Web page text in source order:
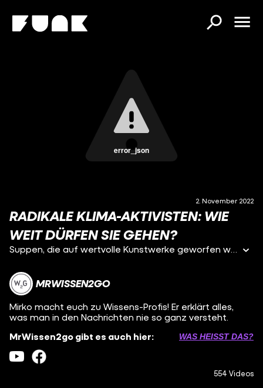
error_json
2. November 2022
RADIKALE KLIMA-AKTIVISTEN: WIE
WEIT DÜRFEN SIE GEHEN?
Suppen, die auf wertvolle Kunstwerke geworfen werden, Straßenblockaden, die zu Schwierigkeiten führen, Klebe-Aktionen im öffentlichen Raum - radikale Klima-Aktivisten wie die "Letzte Generation" sorgen immer wieder für Aufsehen. Wie legitim sind ihre Methoden? Wo liegen rechtlich die Grenzen? Und: wie kann man diese Form der Protests generell bewerten? Darum geht es in diesem Video. ► Mein Kanal gehört zu funk, dem Netzwerk von ARD und ZDF. Weitere Infos: Youtube: http://www.youtube.com/funkofficial funk Web-App: https://go.funk.net Impressum: https://go.funk.net/impressum Kostenlos abonnieren - http://www.youtube.com/mrwissen2go/?sub_confirmation=1 Hier findet ihr mich bei Facebook - http://www.facebook.com/wissen2go Redaktion: Tilo Bernhardt, Franziska Pfeffer Redaktion (ZDF): Nicole Valezuela, Volker Erbert Kamera: Markus Maiwald, Lias Becker Schnitt & Animationen: Lias Becker, Markus Maiwald, Christopher Hesse Thumbnail-Designer: David Weber
MRWISSEN2GO
Mirko macht euch zu Wissens-Profis! Er erklärt alles,
was man in den Nachrichten nie so ganz versteht.
MrWissen2go gibt es auch hier:
WAS HEISST DAS?
554 Videos